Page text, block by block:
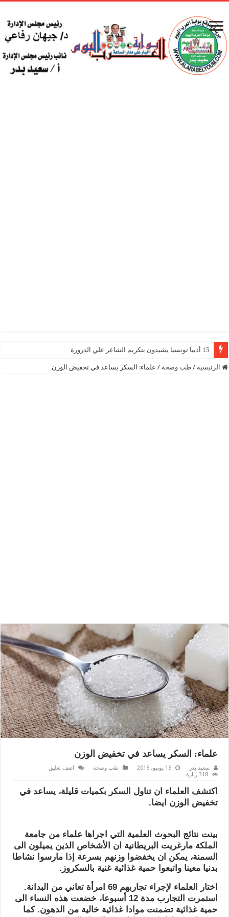
15 أديبا تونسيا يشيدون بتكريم الشاعر علي الدرورة
الرئيسية / طب وصحة / علماء: السكر يساعد في تخفيض الوزن
علماء: السكر يساعد في تخفيض الوزن
سعيد بدر 15 يونيو، 2015 طب وصحة
اضف تعليق
318 زيارة
اكتشف العلماء ان تناول السكر بكميات قليلة، يساعد في
تخفيض الوزن ايضا.
بينت نتائج البحوث العلمية التي اجراها علماء من جامعة
الملكة مارغريت البريطانية ان الأشخاص الذين يميلون الى
السمنة، يمكن ان يخفضوا وزنهم بسرعة إذا مارسوا نشاطا
بدنيا معينا واتبعوا حمية غذائية غنية بالسكروز.
اختار العلماء لإجراء تجاربهم 69 امرأة تعاني من البدانة.
استمرت التجارب مدة 12 أسبوعا، خضعت هذه النساء الى
حمية غذائية تضمنت موادا غذائية خالية من الدهون. كما